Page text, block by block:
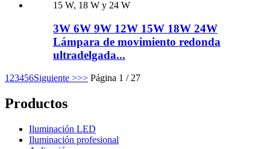
3W 6W 9W 12W 15W 18W 24W
Lámpara de movimiento redonda
ultradelgada...
123456Siguiente >>> Página 1 / 27
Productos
Iluminación LED
Iluminación profesional